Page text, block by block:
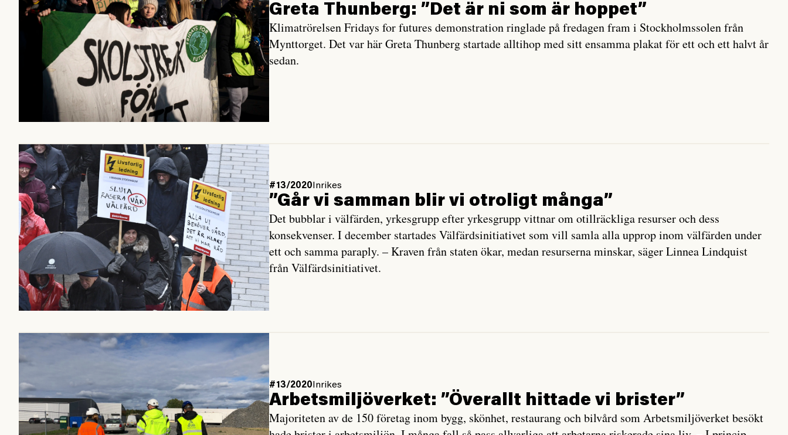
Greta Thunberg: ”Det är ni som är hoppet”
Klimatrörelsen Fridays for futures demonstration ringlade på fredagen fram i Stockholmssolen från
Mynttorget. Det var här Greta Thunberg startade alltihop med sitt ensamma plakat för ett och ett halvt år
sedan.
#13/2020 Inrikes
”Går vi samman blir vi otroligt många”
Det bubblar i välfärden, yrkesgrupp efter yrkesgrupp vittnar om otillräckliga resurser och dess
konsekvenser. I december startades Välfärdsinitiativet som vill samla alla upprop inom välfärden under
ett och samma paraply. – Kraven från staten ökar, medan resurserna minskar, säger Linnea Lindquist
från Välfärdsinitiativet.
#13/2020 Inrikes
Arbetsmiljöverket: ”Överallt hittade vi brister”
Majoriteten av de 150 företag inom bygg, skönhet, restaurang och bilvård som Arbetsmiljöverket besökt